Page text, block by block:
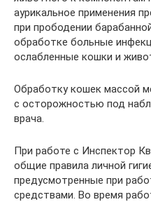
аурикальное применения
при прободении
обработке больные
ослабленные кошки и
Обработку кошек массой
с осторожностью под
врача.
При работе с Инспектор
общие правила личной
предусмотренные при
средствами. Во время